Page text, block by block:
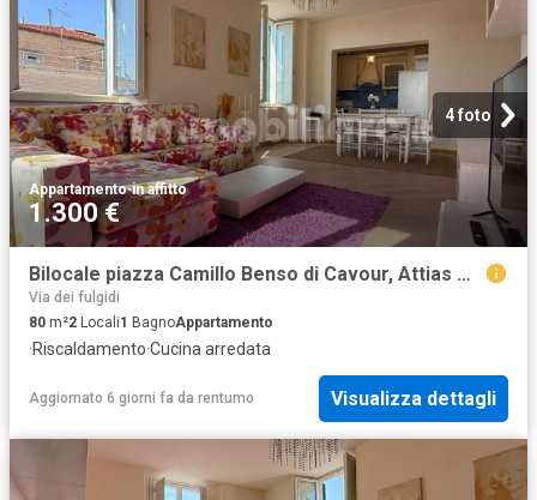
4 foto
Appartamento·in affitto
1.300 €
Bilocale piazza Camillo Benso di Cavour, Attias Marconi, Livorno
Via dei fulgidi
80 m²2 Locali1 BagnoAppartamento
·Riscaldamento·Cucina arredata
Aggiornato 6 giorni fa da rentumo Visualizza dettagli